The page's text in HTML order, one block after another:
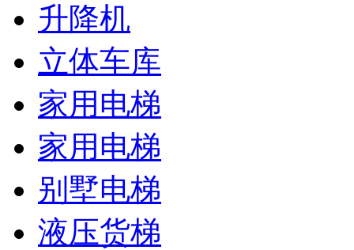
升降机
立体车库
家用电梯
家用电梯
别墅电梯
液压货梯